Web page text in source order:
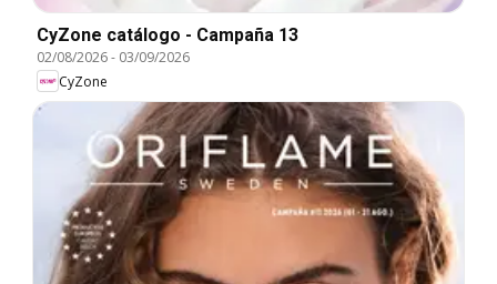
CyZone catálogo - Campaña 13
02/08/2026- 03/09/2026
CyZone